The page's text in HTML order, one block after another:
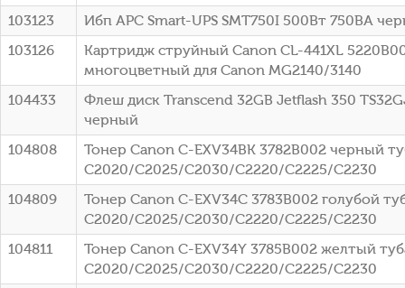
103123
Ибп APC Smart-UPS SMT750I 500Вт 750ВА
103126
Картридж струйный Canon CL-441XL
многоцветный для Canon MG2140/3140
104433
Флеш диск Transcend 32GB Jetflash 350
черный
104808
Тонер Canon C-EXV34BK 3782B002 черный
C2020/C2025/C2030/C2220/C2225/C2230
104809
Тонер Canon C-EXV34C 3783B002 голубой
C2020/C2025/C2030/C2220/C2225/C2230
104811
Тонер Canon C-EXV34Y 3785B002 желтый
C2020/C2025/C2030/C2220/C2225/C2230